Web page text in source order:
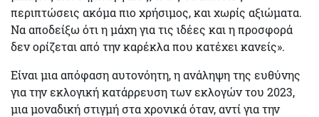
περιπτώσεις ακόμα πιο χρήσιμος, και χωρίς αξιώματα.
Να αποδείξω ότι η μάχη για τις ιδέες και η προσφορά
δεν ορίζεται από την καρέκλα που κατέχει κανείς».
Είναι μια απόφαση αυτονόητη, η ανάληψη της ευθύνης
για την εκλογική κατάρρευση των εκλογών του 2023,
μια μοναδική στιγμή στα χρονικά όταν, αντί για την